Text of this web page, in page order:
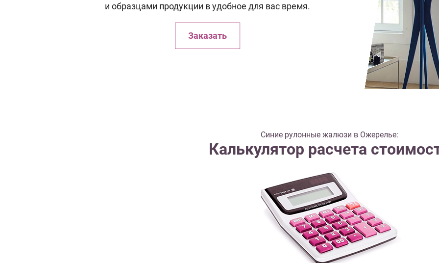
и образцами продукции в удобное для вас время.
Заказать
Синие рулонные жалюзи в Ожерелье:
Калькулятор расчета